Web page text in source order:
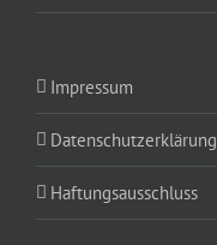
Impressum
Datenschutzerklärung
Haftungsausschluss